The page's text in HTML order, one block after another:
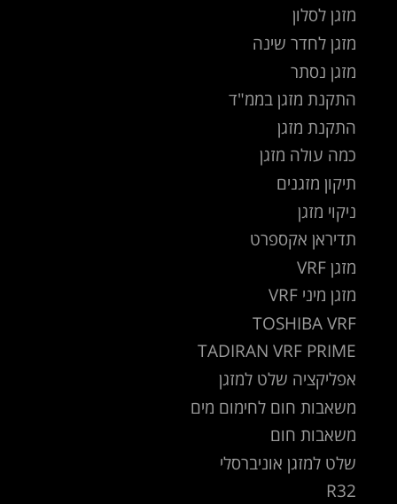
מזגן לסלון
מזגן לחדר שינה
מזגן נסתר
התקנת מזגן בממ"ד
התקנת מזגן
כמה עולה מזגן
תיקון מזגנים
ניקוי מזגן
תדיראן אקספרט
מזגן VRF
מזגן מיני VRF
TOSHIBA VRF
TADIRAN VRF PRIME
אפליקציה שלט למזגן
משאבות חום לחימום מים
משאבות חום
שלט למזגן אוניברסלי
R32